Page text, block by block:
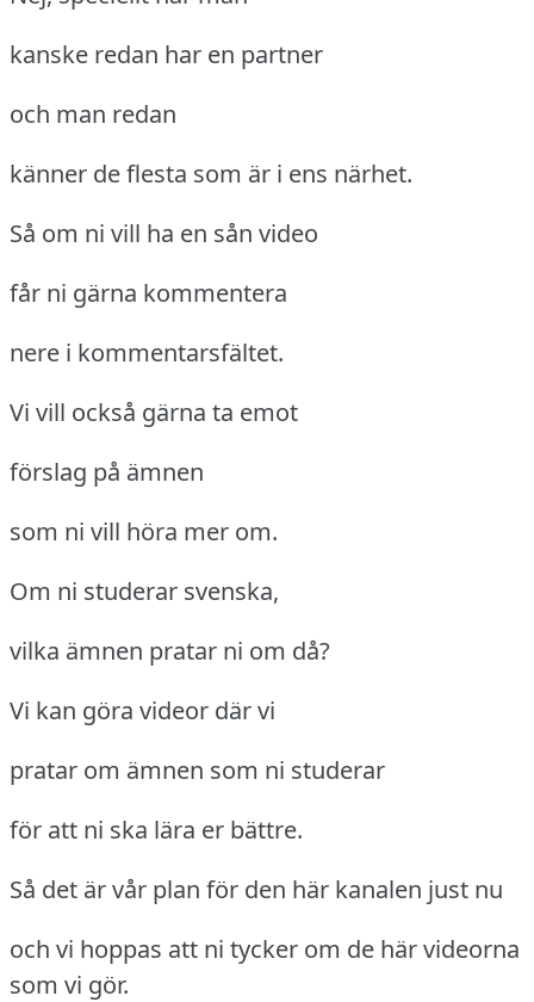
kanske redan har en partner
och man redan
känner de flesta som är i ens närhet.
Så om ni vill ha en sån video
får ni gärna kommentera
nere i kommentarsfältet.
Vi vill också gärna ta emot
förslag på ämnen
som ni vill höra mer om.
Om ni studerar svenska,
vilka ämnen pratar ni om då?
Vi kan göra videor där vi
pratar om ämnen som ni studerar
för att ni ska lära er bättre.
Så det är vår plan för den här kanalen just nu
och vi hoppas att ni tycker om de här videorna
som vi gör.